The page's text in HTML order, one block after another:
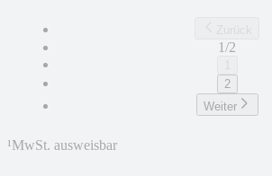
1/2
2
Weiter
¹MwSt. ausweisbar